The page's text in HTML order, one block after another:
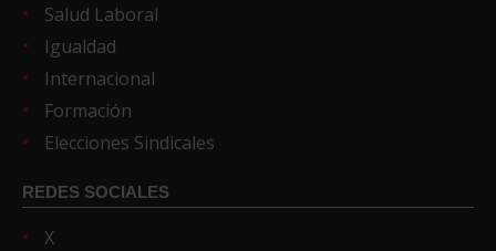
Salud Laboral
Igualdad
Internacional
Formación
Elecciones Sindicales
REDES SOCIALES
X